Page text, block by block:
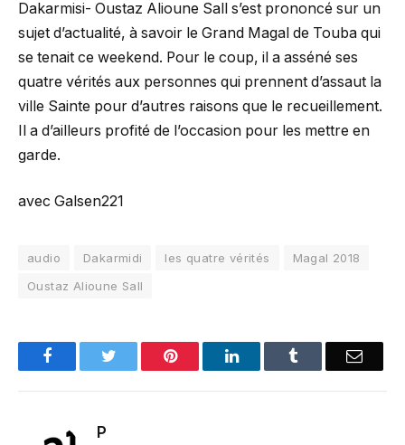
Dakarmisi- Oustaz Alioune Sall s’est prononcé sur un
sujet d’actualité, à savoir le Grand Magal de Touba qui
se tenait ce weekend. Pour le coup, il a asséné ses
quatre vérités aux personnes qui prennent d’assaut la
ville Sainte pour d’autres raisons que le recueillement.
Il a d’ailleurs profité de l’occasion pour les mettre en
garde.
avec Galsen221
audio Dakarmidi les quatre vérités
Magal 2018
Oustaz Alioune Sall
FacebookTwitter Pinterest LinkedInTumblr Email
P